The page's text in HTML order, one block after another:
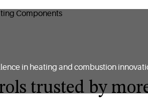
in heating and combustion
trusted by